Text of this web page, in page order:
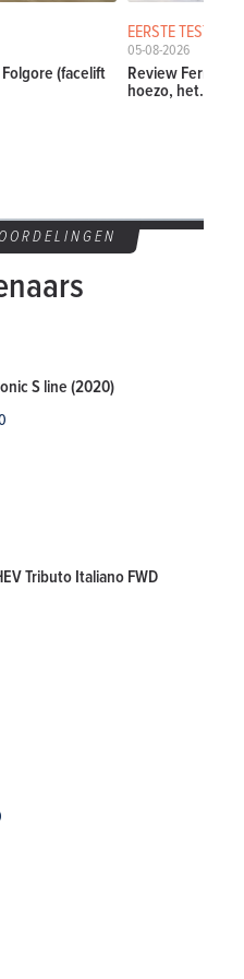
(facelift
EERSTE TESTS
05-08-2026
Review Ferrari
hoezo, het...
S line (2020)
Tributo Italiano FWD